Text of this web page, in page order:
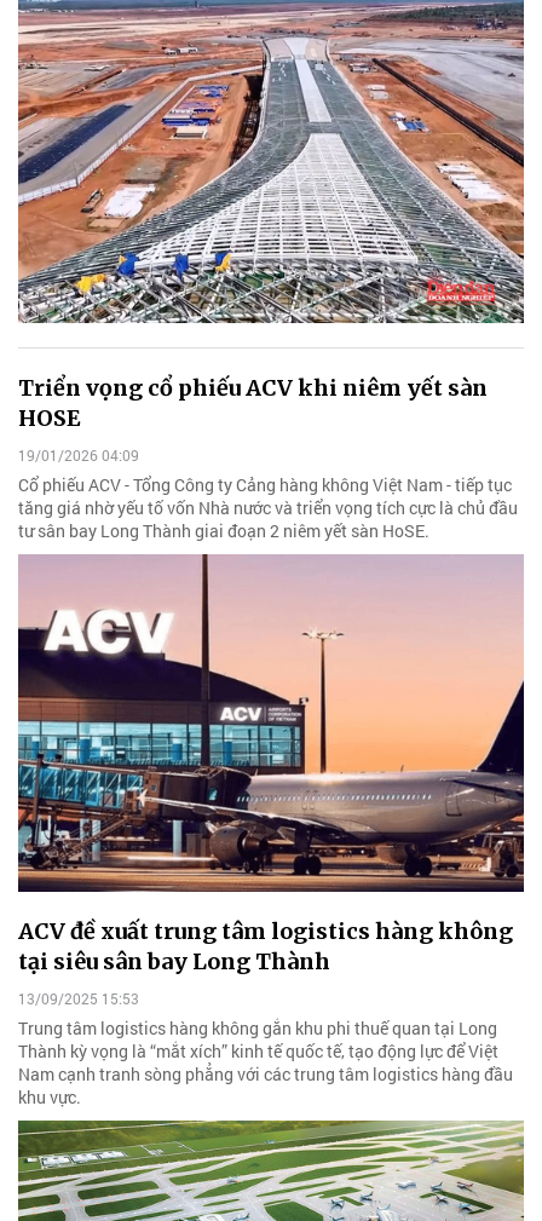
Triển vọng cổ phiếu ACV khi niêm yết sàn
HOSE
19/01/2026 04:09
Cổ phiếu ACV - Tổng Công ty Cảng hàng không Việt Nam - tiếp tục
tăng giá nhờ yếu tố vốn Nhà nước và triển vọng tích cực là chủ đầu
tư sân bay Long Thành giai đoạn 2 niêm yết sàn HoSE.
ACV đề xuất trung tâm logistics hàng không
tại siêu sân bay Long Thành
13/09/2025 15:53
Trung tâm logistics hàng không gắn khu phi thuế quan tại Long
Thành kỳ vọng là “mắt xích” kinh tế quốc tế, tạo động lực để Việt
Nam cạnh tranh sòng phẳng với các trung tâm logistics hàng đầu
khu vực.